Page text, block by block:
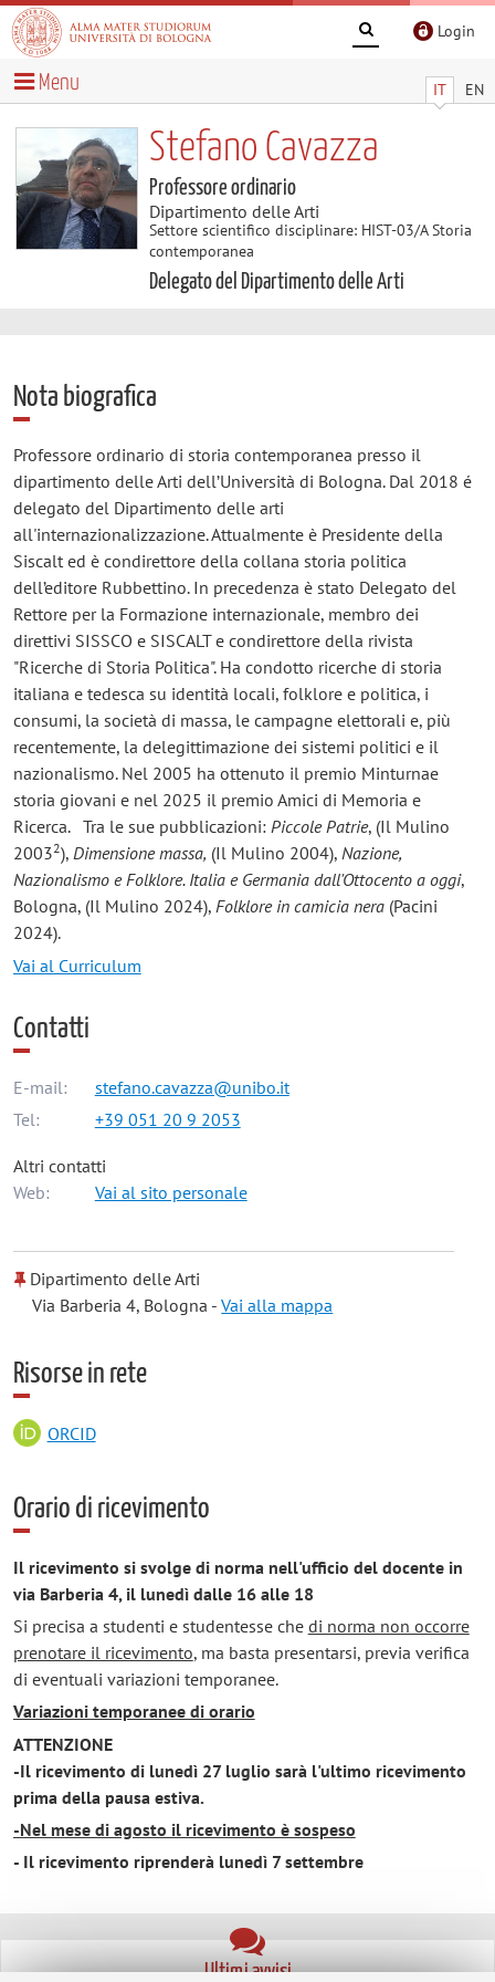
Login
IT EN
Menu
Stefano Cavazza
Professore ordinario
Dipartimento delle Arti
Settore scientifico disciplinare: HIST-03/A Storia
contemporanea
Delegato del Dipartimento delle Arti
Nota biografica
Professore ordinario di storia contemporanea presso il
dipartimento delle Arti dell’Università di Bologna. Dal 2018 é
delegato del Dipartimento delle arti
all'internazionalizzazione. Attualmente è Presidente della
Siscalt ed è condirettore della collana storia politica
dell’editore Rubbettino. In precedenza è stato Delegato del
Rettore per la Formazione internazionale, membro dei
direttivi SISSCO e SISCALT e condirettore della rivista
"Ricerche di Storia Politica". Ha condotto ricerche di storia
italiana e tedesca su identità locali, folklore e politica, i
consumi, la società di massa, le campagne elettorali e, più
recentemente, la delegittimazione dei sistemi politici e il
nazionalismo. Nel 2005 ha ottenuto il premio Minturnae
storia giovani e nel 2025 il premio Amici di Memoria e
Ricerca. Tra le sue pubblicazioni: Piccole Patrie, (Il Mulino
20032), Dimensione massa, (Il Mulino 2004), Nazione,
Nazionalismo e Folklore. Italia e Germania dall'Ottocento a oggi,
Bologna, (Il Mulino 2024), Folklore in camicia nera(Pacini
2024).
Vai al Curriculum
Contatti
E-mail:
stefano.cavazza@unibo.it
Tel:
+39 051 20 9 2053
Altri contatti
Web:
Vai al sito personale
Dipartimento delle Arti
Via Barberia 4, Bologna -Vai alla mappa
Risorse in rete
ORCID
Orario di ricevimento
Il ricevimento si svolge di norma nell'ufficio del docente in
via Barberia 4, il lunedì dalle 16 alle 18
Si precisa a studenti e studentesse che di norma non occorre
prenotare il ricevimento, ma basta presentarsi, previa verifica
di eventuali variazioni temporanee.
Variazioni temporanee di orario
ATTENZIONE
-Il ricevimento di lunedì 27 luglio sarà l'ultimo ricevimento
prima della pausa estiva.
-Nel mese di agosto il ricevimento è sospeso
- Il ricevimento riprenderà lunedì 7 settembre
Ultimi avvisi